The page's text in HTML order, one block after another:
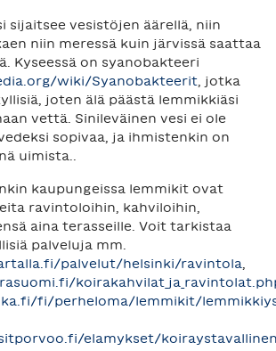
sijaitsee vesistöjen äärellä, niin
niin meressä kuin järvissä saattaa
Kyseessä on syanobakteeri
wiki/Syanobakteerit , jotka
joten älä päästä lemmikkiäsi
vettä. Sinileväinen vesi ei ole
sopivaa, ja ihmistenkin on
uimista..
kaupungeissa lemmikit ovat
ravintoloihin, kahviloihin,
aina terasseille. Voit tarkistaa
palveluja mm.
palvelut/helsinki/ravintola
fi/perheloma/lemmikit/
elamykset/